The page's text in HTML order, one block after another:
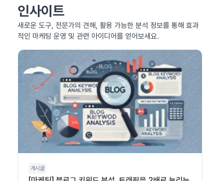
인사이트
새로운 도구, 전문가의 견해, 활용 가능한 분석 정보를 통해 효과
적인 마케팅 운영 및 관련 아이디어를 얻어보세요.
게시글